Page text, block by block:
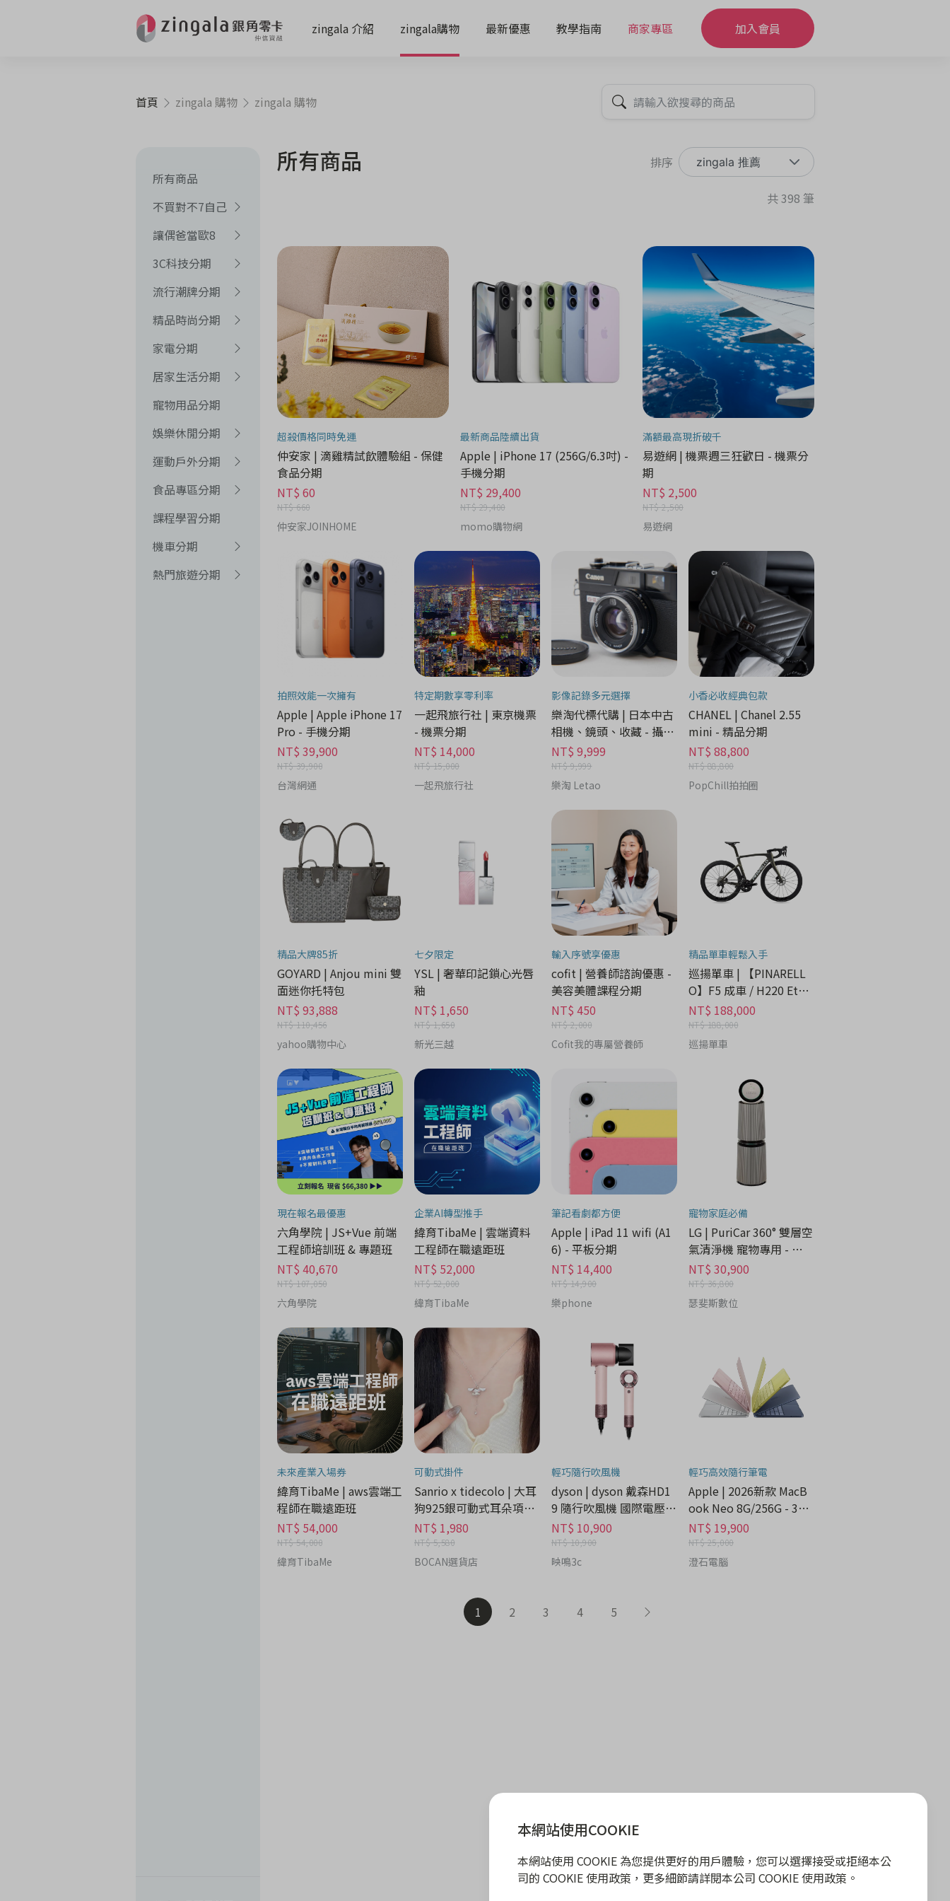
zingala 介紹 zingala購物 最新優惠 教學指南 商家專區 加入會員
首頁 zingala 購物 zingala 購物
所有商品
不買對不7自己
讓偶爸當歐8
3C科技分期
流行潮牌分期
精品時尚分期
家電分期
居家生活分期
寵物用品分期
娛樂休閒分期
運動戶外分期
食品專區分期
課程學習分期
機車分期
熱門旅遊分期
所有商品 排序 zingala 推薦
共 398 筆
超殺價格同時免運
仲安家 | 滴雞精試飲體驗組 - 保健
食品分期
NT$ 60
NT$ 660
仲安家JOINHOME
最新商品陸續出貨
Apple | iPhone 17 (256G/6.3吋) -
手機分期
NT$ 29,400
NT$ 29,400
momo購物網
滿額最高現折破千
易遊網 | 機票週三狂歡日 - 機票分
期
NT$ 2,500
NT$ 2,500
易遊網
拍照效能一次擁有
Apple | Apple iPhone 17
Pro - 手機分期
NT$ 39,900
NT$ 39,900
台灣網通
特定期數享零利率
一起飛旅行社 | 東京機票
- 機票分期
NT$ 14,000
NT$ 15,000
一起飛旅行社
影像記錄多元選擇
樂淘代標代購 | 日本中古
相機、鏡頭、收藏 - 攝像
機分期
NT$ 9,999
NT$ 9,999
樂淘 Letao
小香必收經典包款
CHANEL | Chanel 2.55
mini - 精品分期
NT$ 88,800
NT$ 88,800
PopChill拍拍圈
精品大牌85折
GOYARD | Anjou mini 雙
面迷你托特包
NT$ 93,888
NT$ 110,456
yahoo購物中心
七夕限定
YSL | 奢華印記鎖心光唇
釉
NT$ 1,650
NT$ 1,650
新光三越
輸入序號享優惠
cofit | 營養師諮詢優惠 -
美容美體課程分期
NT$ 450
NT$ 2,000
Cofit我的專屬營養師
精品單車輕鬆入手
巡揚單車 | 【PINARELL
O】F5 成車 / H220 Etna
Black Matt
NT$ 188,000
NT$ 188,000
巡揚單車
現在報名最優惠
六角學院 | JS+Vue 前端
工程師培訓班 & 專題班
NT$ 40,670
NT$ 107,050
六角學院
企業AI轉型推手
緯育TibaMe | 雲端資料
工程師在職遠距班
NT$ 52,000
NT$ 52,000
緯育TibaMe
筆記看劇都方便
Apple | iPad 11 wifi (A1
6) - 平板分期
NT$ 14,400
NT$ 14,900
樂phone
寵物家庭必備
LG | PuriCar 360° 雙層空
氣清淨機 寵物專用 - 家
電分期
NT$ 30,900
NT$ 36,800
瑟斐斯數位
未來產業入場券
緯育TibaMe | aws雲端工
程師在職遠距班
NT$ 54,000
NT$ 54,000
緯育TibaMe
可動式掛件
Sanrio x tidecolo | 大耳
狗925銀可動式耳朵項鍊
禮盒 - 流行潮牌分期
NT$ 1,980
NT$ 5,580
BOCAN選貨店
輕巧隨行吹風機
dyson | dyson 戴森HD1
9 隨行吹風機 國際電壓 -
家電分期
NT$ 10,900
NT$ 10,900
映鳴3c
輕巧高效隨行筆電
Apple | 2026新款 MacB
ook Neo 8G/256G - 3C
科技分期
NT$ 19,900
NT$ 25,000
澄石電腦
1 2 3 4 5
本網站使用COOKIE
本網站使用 COOKIE 為您提供更好的用戶體驗，您可以選擇接受或拒絕本公
司的 COOKIE 使用政策，更多細節請詳閱本公司 COOKIE 使用政策。